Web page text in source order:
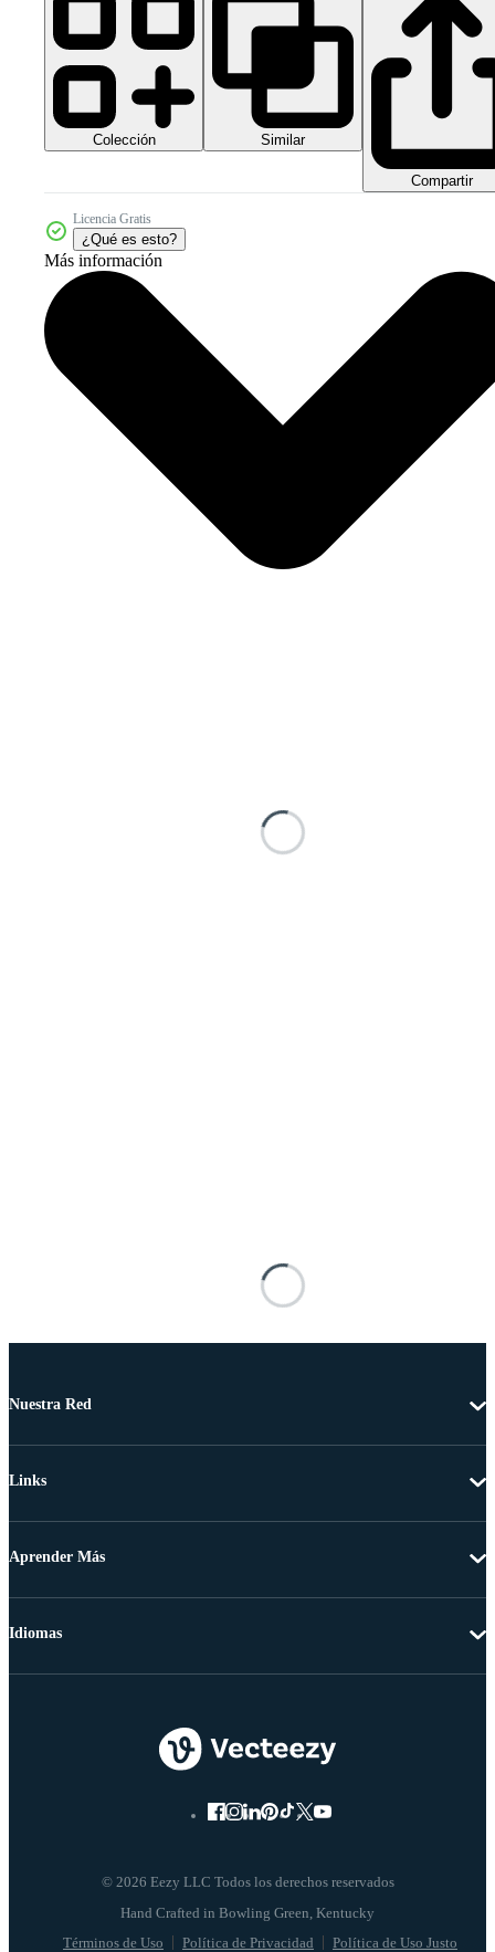
Colección Similar
Compartir
Licencia Gratis
¿Qué es esto?
Más información
Nuestra Red
Links
Aprender Más
© 2026 Eezy LLC Todos los derechos reservados
Términos de Uso Política de Privacidad Política de Uso Justo
Idiomas